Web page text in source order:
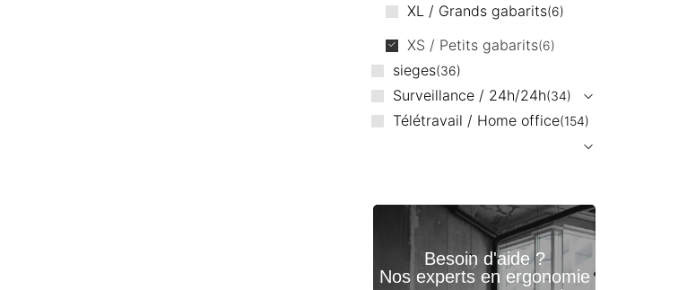
XL / Grands gabarits 6
XS / Petits gabarits 6
sieges 36
Surveillance / 24h/24h 34
Télétravail / Home office 154
Besoin d'aide ?
Nos experts en ergonomie